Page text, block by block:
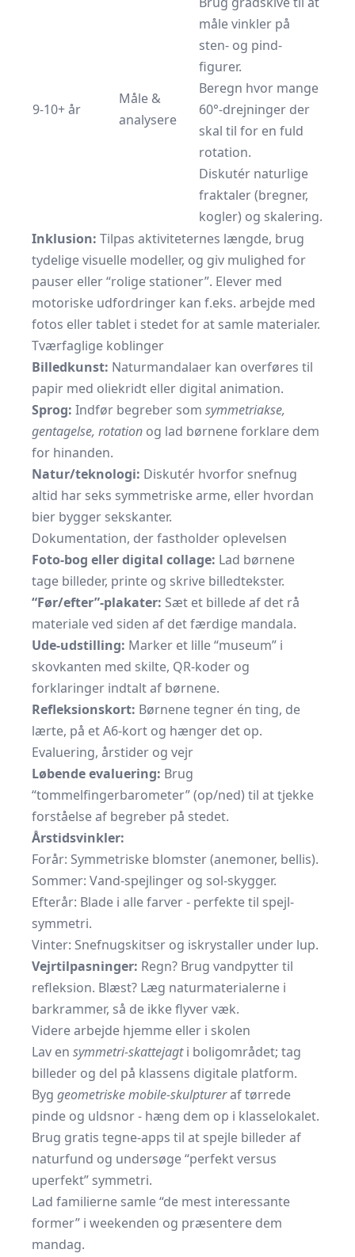
9-10+ år
Måle &
analysere
måle vinkler på
sten- og pind-
figurer.
Beregn hvor mange
60°-drejninger der
skal til for en fuld
rotation.
Diskutér naturlige
fraktaler (bregner,
kogler) og skalering.
Inklusion: Tilpas aktiviteternes længde, brug
tydelige visuelle modeller, og giv mulighed for
pauser eller “rolige stationer”. Elever med
motoriske udfordringer kan f.eks. arbejde med
fotos eller tablet i stedet for at samle materialer.
Tværfaglige koblinger
Billedkunst: Naturmandalaer kan overføres til
papir med oliekridt eller digital animation.
Sprog: Indfør begreber som symmetriakse,
gentagelse, rotation og lad børnene forklare dem
for hinanden.
Natur/teknologi: Diskutér hvorfor snefnug
altid har seks symmetriske arme, eller hvordan
bier bygger sekskanter.
Dokumentation, der fastholder oplevelsen
Foto-bog eller digital collage: Lad børnene
tage billeder, printe og skrive billedtekster.
“Før/efter”-plakater: Sæt et billede af det rå
materiale ved siden af det færdige mandala.
Ude-udstilling: Marker et lille “museum” i
skovkanten med skilte, QR-koder og
forklaringer indtalt af børnene.
Refleksionskort: Børnene tegner én ting, de
lærte, på et A6-kort og hænger det op.
Evaluering, årstider og vejr
Løbende evaluering: Brug
“tommelfingerbarometer” (op/ned) til at tjekke
forståelse af begreber på stedet.
Årstidsvinkler:
Forår: Symmetriske blomster (anemoner, bellis).
Sommer: Vand-spejlinger og sol-skygger.
Efterår: Blade i alle farver - perfekte til spejl-
symmetri.
Vinter: Snefnugskitser og iskrystaller under lup.
Vejrtilpasninger: Regn? Brug vandpytter til
refleksion. Blæst? Læg naturmaterialerne i
barkrammer, så de ikke flyver væk.
Videre arbejde hjemme eller i skolen
Lav en symmetri-skattejagti boligområdet; tag
billeder og del på klassens digitale platform.
Byg geometriske mobile-skulptureraf tørrede
pinde og uldsnor - hæng dem op i klasselokalet.
Brug gratis tegne-apps til at spejle billeder af
naturfund og undersøge “perfekt versus
uperfekt” symmetri.
Lad familierne samle “de mest interessante
former” i weekenden og præsentere dem
mandag.